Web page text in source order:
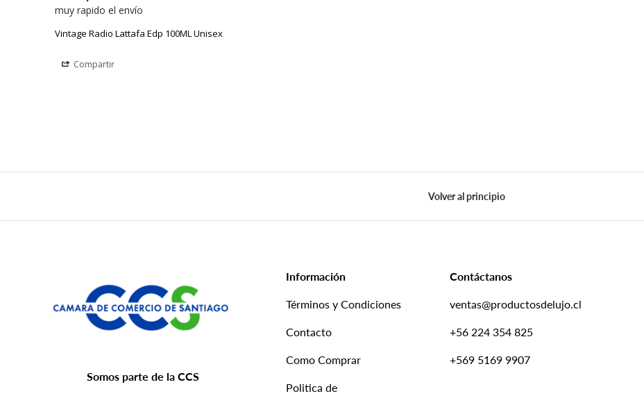
muy rapido el envío
Vintage Radio Lattafa Edp 100ML Unisex
Compartir
Volver al principio
Somos parte de la CCS
Información
Términos y Condiciones
Contacto
Como Comprar
Politica de
Contáctanos
ventas@productosdelujo.cl
+56 224 354 825
+569 5169 9907